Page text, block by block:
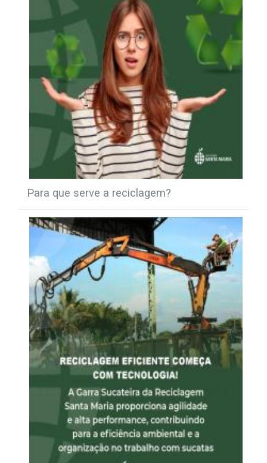
Para que serve a reciclagem?